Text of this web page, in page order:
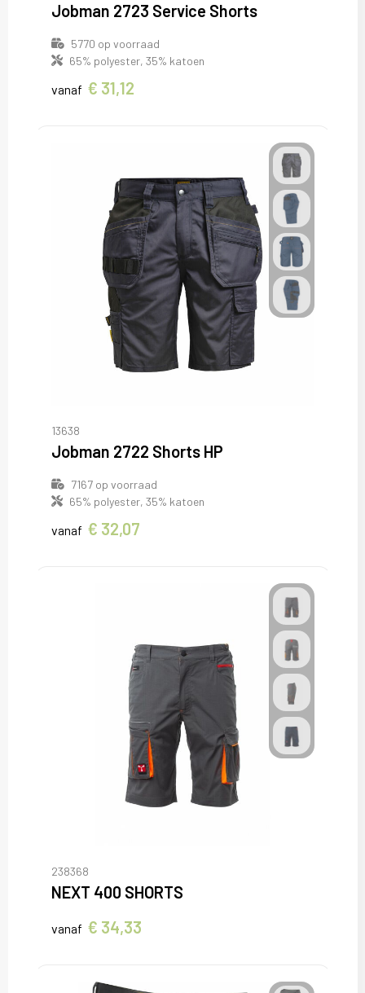
Jobman 2723 Service Shorts
5770 op voorraad
65% polyester, 35% katoen
vanaf € 31,12
13638
Jobman 2722 Shorts HP
7167op voorraad
65% polyester, 35% katoen
vanaf € 32,07
238368
NEXT 400 SHORTS
vanaf € 34,33